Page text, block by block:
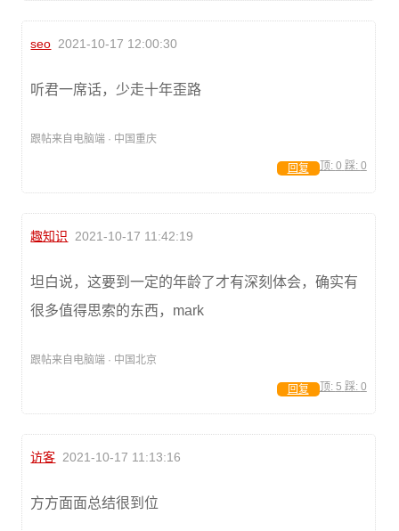
seo 2021-10-17 12:00:30
听君一席话，少走十年歪路
跟帖来自电脑端 · 中国重庆
顶: 0 踩: 0
回复
趣知识 2021-10-17 11:42:19
坦白说，这要到一定的年龄了才有深刻体会，确实有
很多值得思索的东西，mark
跟帖来自电脑端 · 中国北京
顶: 5 踩: 0
回复
访客 2021-10-17 11:13:16
方方面面总结很到位